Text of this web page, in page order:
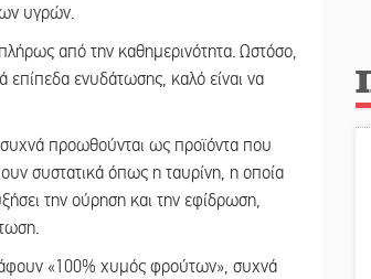
υγρών.
από την καθημερινότητα. Ωστόσο,
επίπεδα ενυδάτωσης, καλό είναι να
συχνά προωθούνται ως προϊόντα που
συστατικά όπως η ταυρίνη, η οποία
την ούρηση και την εφίδρωση,
«100% χυμός φρούτων», συχνά